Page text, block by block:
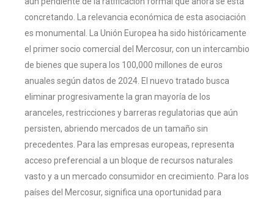
concretando. La relevancia económica de esta asociación
es monumental. La Unión Europea ha sido históricamente
el primer socio comercial del Mercosur, con un intercambio
de bienes que supera los 100,000 millones de euros
anuales según datos de 2024. El nuevo tratado busca
eliminar progresivamente la gran mayoría de los
aranceles, restricciones y barreras regulatorias que aún
persisten, abriendo mercados de un tamaño sin
precedentes. Para las empresas europeas, representa
acceso preferencial a un bloque de recursos naturales
vasto y a un mercado consumidor en crecimiento. Para los
países del Mercosur, significa una oportunidad para